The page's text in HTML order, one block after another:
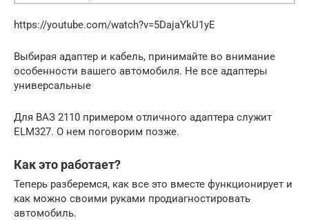
https://youtube.com/watch?v=5DajaYkU1yE
Выбирая адаптер и кабель, принимайте во внимание
особенности вашего автомобиля. Не все адаптеры
универсальные
Для ВАЗ 2110 примером отличного адаптера служит
ELM327. О нем поговорим позже.
Как это работает?
Теперь разберемся, как все это вместе функционирует и
как можно своими руками продиагностировать
автомобиль.